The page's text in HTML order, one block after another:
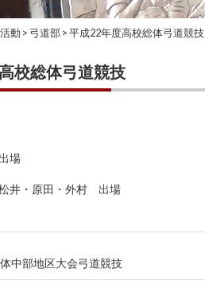
動 > 弓道部> 平成22年度高校総体弓道競技
校総体弓道競技
場
井・原田・外村 出場
中部地区大会弓道競技